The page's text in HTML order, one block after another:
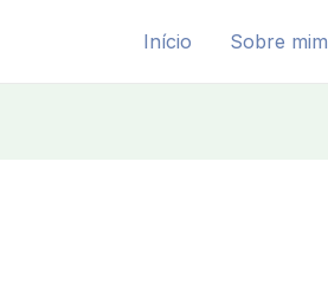
Início Sobre mim